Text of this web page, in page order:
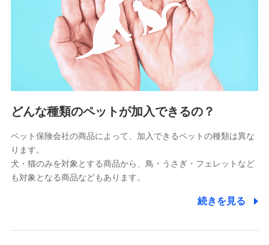
供し、金融商品等の契約を勧奨するため
アンケートやキャンペーン等の実施のため
上記に係る連絡・手続き・管理等付帯業務を行うため
5.通話録音にて取得する情報
電話対応の品質向上およびお問合せ内容の正確な把握のため
6.採用応募者の個人情報
7.社員（従業者）の個人情報
人事･勤怠･健康・労務等の管理、給与支給、福利厚生・採用
退職関連処理等の各種手続きのため、当社と従業員または従
どんな種類のペットが加入できるの？
ペット保険会社の商品によって、加入できるペットの種類は異な
ります。
犬・猫のみを対象とする商品から、鳥・うさぎ・フェレットなど
も対象となる商品などもあります。
続きを見る